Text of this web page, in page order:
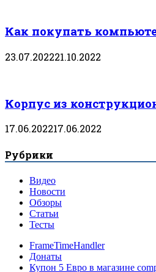
Как покупать
23.07.202221.10.2022
Корпус из
17.06.202217.06.2022
Рубрики
Видео
Новости
Обзоры
Статьи
Тесты
FrameTimeHandler
Донаты
Купон 5 Евро в магазине